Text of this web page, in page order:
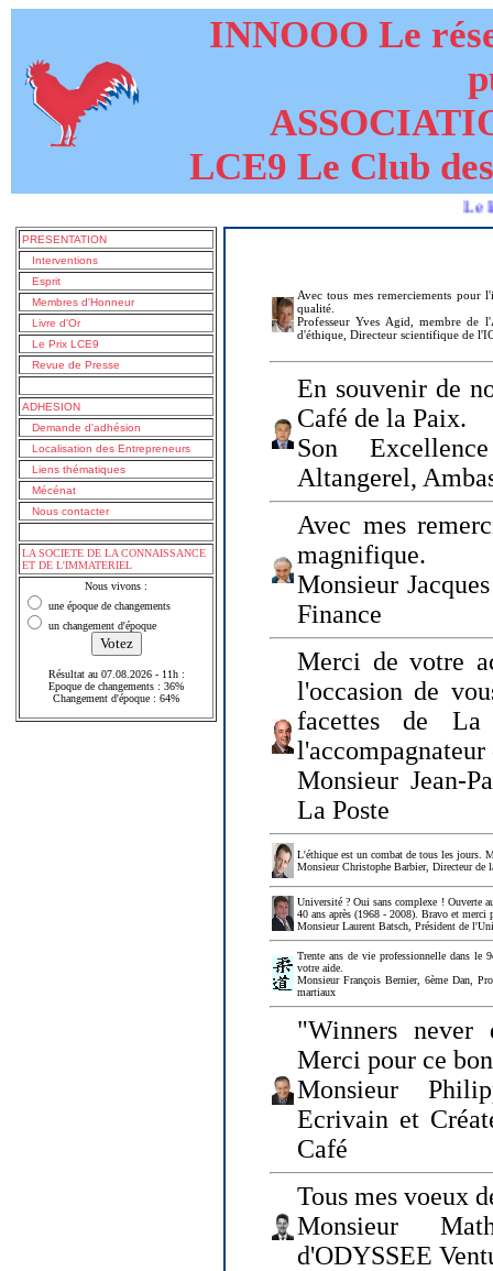
INNOOO Le
LCE9 Le Club
Le livre de
PRESENTATION
Interventions
Esprit
Membres d'Honneur
Livre d'Or
Le Prix LCE9
Revue de Presse
ADHESION
Demande d'adhésion
Localisation des Entrepreneurs
Liens thématiques
Mécénat
Nous contacter
LA SOCIETE DE LA CONNAISSANCE
ET DE L'IMMATERIEL
Nous vivons :
une époque de changements
un changement d'époque
Résultat au 07.08.2026 - 11h :
Epoque de changements : 36%
Changement d'époque : 64%
Avec tous mes remerciements pour
qualité.
Professeur Yves Agid, membre de
d'éthique, Directeur scientifique de
En souvenir de
Café de la Paix.
Son
Altangerel,
Avec mes
magnifique.
Monsieur
Finance
Merci de votre
l'occasion de
facettes de
Monsieur Jean-
La Poste
L'éthique est un combat de tous les jours.
Monsieur Christophe Barbier, Directeur de
Université ? Oui sans complexe ! Ouverte
40 ans après (1968 - 2008). Bravo et merci
Monsieur Laurent Batsch, Président de
Trente ans de vie professionnelle dans le
votre aide.
Monsieur François Bernier, 6ème Dan,
martiaux
"Winners
Merci pour ce
Monsieur
Ecrivain et
Café
Tous mes voeux
Monsieur
d'ODYSSEE